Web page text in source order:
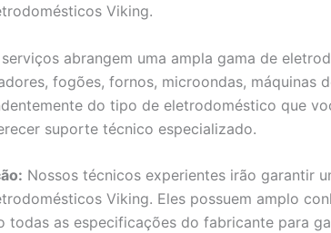
Viking.
abrangem uma ampla gama de
fogões, fornos, microondas, máquinas
do tipo de eletrodoméstico que
suporte técnico especializado.
Nossos técnicos experientes irão garantir
Viking. Eles possuem amplo
todas as especificações do fabricante para